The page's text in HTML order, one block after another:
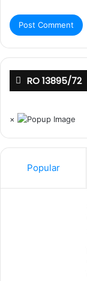
RO 13895/72
×
Popular